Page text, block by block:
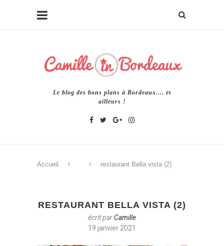
Le blog des bons plans à Bordeaux.... et
ailleurs !
Accueil restaurant Bella vista (2)
RESTAURANT BELLA VISTA (2)
écrit parCamille
19 janvier 2021